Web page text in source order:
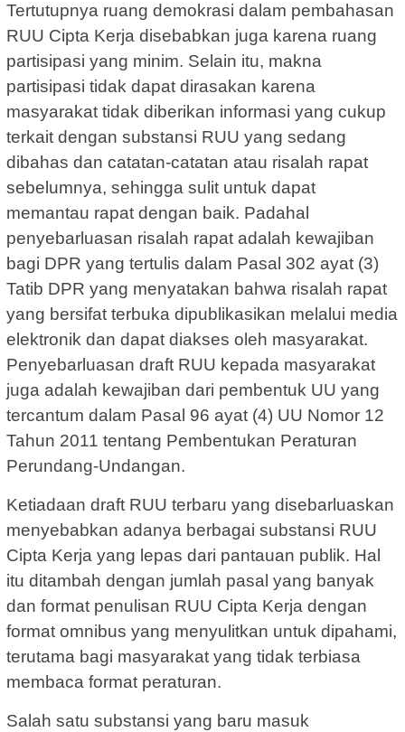
Tertutupnya ruang demokrasi dalam pembahasan
RUU Cipta Kerja disebabkan juga karena ruang
partisipasi yang minim. Selain itu, makna
partisipasi tidak dapat dirasakan karena
masyarakat tidak diberikan informasi yang cukup
terkait dengan substansi RUU yang sedang
dibahas dan catatan-catatan atau risalah rapat
sebelumnya, sehingga sulit untuk dapat
memantau rapat dengan baik. Padahal
penyebarluasan risalah rapat adalah kewajiban
bagi DPR yang tertulis dalam Pasal 302 ayat (3)
Tatib DPR yang menyatakan bahwa risalah rapat
yang bersifat terbuka dipublikasikan melalui media
elektronik dan dapat diakses oleh masyarakat.
Penyebarluasan draft RUU kepada masyarakat
juga adalah kewajiban dari pembentuk UU yang
tercantum dalam Pasal 96 ayat (4) UU Nomor 12
Tahun 2011 tentang Pembentukan Peraturan
Perundang-Undangan.
Ketiadaan draft RUU terbaru yang disebarluaskan
menyebabkan adanya berbagai substansi RUU
Cipta Kerja yang lepas dari pantauan publik. Hal
itu ditambah dengan jumlah pasal yang banyak
dan format penulisan RUU Cipta Kerja dengan
format omnibus yang menyulitkan untuk dipahami,
terutama bagi masyarakat yang tidak terbiasa
membaca format peraturan.
Salah satu substansi yang baru masuk